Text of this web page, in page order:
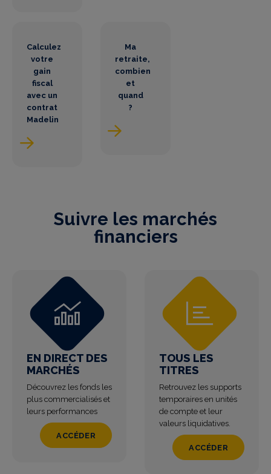
Calculez
votre
gain
fiscal
avec un
contrat
Madelin
Ma
retraite,
combien
et
quand
?
Suivre les marchés
financiers
EN DIRECT DES
MARCHÉS
Découvrez les fonds les
plus commercialisés et
leurs performances
ACCÉDER
TOUS LES
TITRES
Retrouvez les supports
temporaires en unités
de compte et leur
valeurs liquidatives.
ACCÉDER